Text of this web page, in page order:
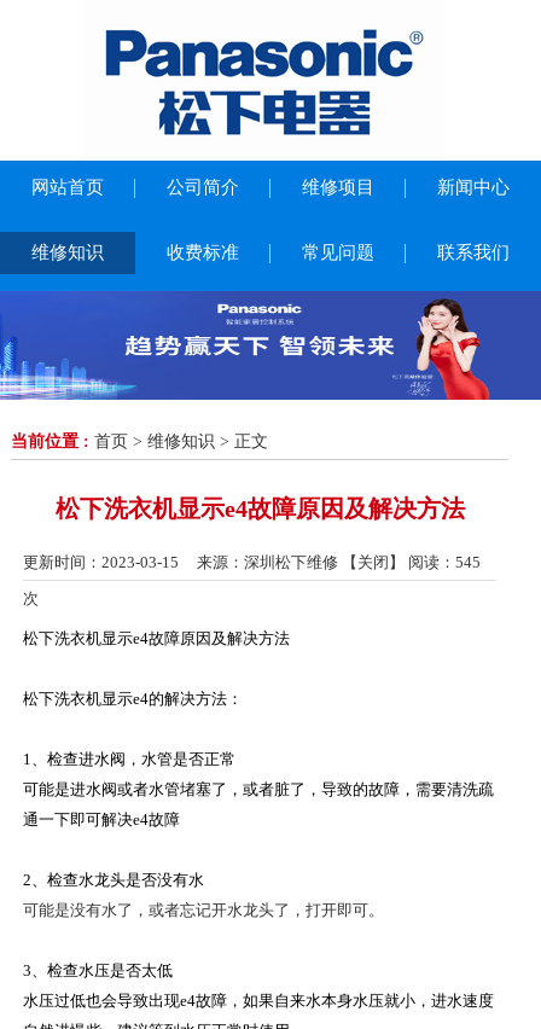
网站首页 公司简介 维修项目 新闻中心
维修知识 收费标准 常见问题 联系我们
当前位置 : 首页 > 维修知识 > 正文
松下洗衣机显示e4故障原因及解决方法
更新时间：2023-03-15 来源：深圳松下维修 【 关闭 】 阅读：545
次
松下洗衣机显示e4故障原因及解决方法
松下洗衣机显示e4的解决方法：
1、检查进水阀，水管是否正常
可能是进水阀或者水管堵塞了，或者脏了，导致的故障，需要清洗疏
通一下即可解决e4故障
2、检查水龙头是否没有水
可能是没有水了，或者忘记开水龙头了，打开即可。
3、检查水压是否太低
水压过低也会导致出现e4故障，如果自来水本身水压就小，进水速度